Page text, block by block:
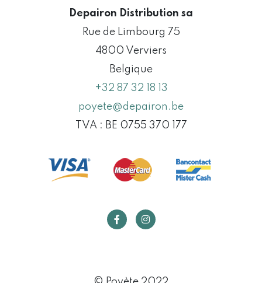
Depairon Distribution sa
Rue de Limbourg 75
4800 Verviers
Belgique
+32 87 32 18 13
poyete@depairon.be
TVA : BE 0755 370 177